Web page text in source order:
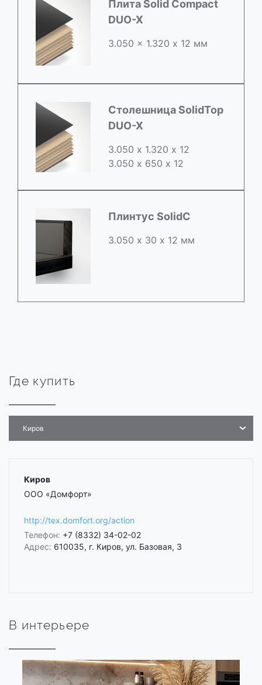
Плита Solid Compact
DUO-X
3.050 x 1.320 х 12 мм
Столешница SolidTop
DUO-X
3.050 х 1.320 х 12
3.050 x 650 х 12
Плинтус SolidC
3.050 х 30 х 12 мм
Где купить
Киров
Киров
ООО «Домфорт»
http://tex.domfort.org/action
Телефон: +7 (8332) 34-02-02
Адрес: 610035, г. Киров, ул. Базовая, 3
В интерьере